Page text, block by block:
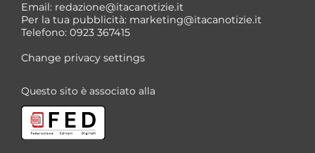
*
Email: redazione@itacanotizie.it
Per la tua pubblicità: marketing@itacanotizie.it
Telefono: 0923 367415
Change privacy settings
Questo sito è associato alla